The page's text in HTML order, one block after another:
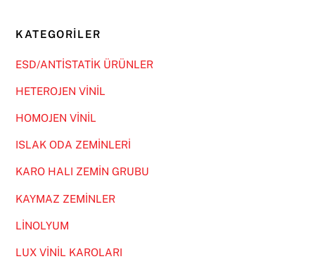
KATEGORILER
ESD/ANTİSTATİK ÜRÜNLER
HETEROJEN VİNİL
HOMOJEN VİNİL
ISLAK ODA ZEMİNLERİ
KARO HALI ZEMİN GRUBU
KAYMAZ ZEMİNLER
LİNOLYUM
LUX VİNİL KAROLARI